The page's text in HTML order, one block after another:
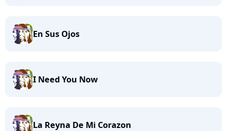
En Sus Ojos
I Need You Now
La Reyna De Mi Corazon